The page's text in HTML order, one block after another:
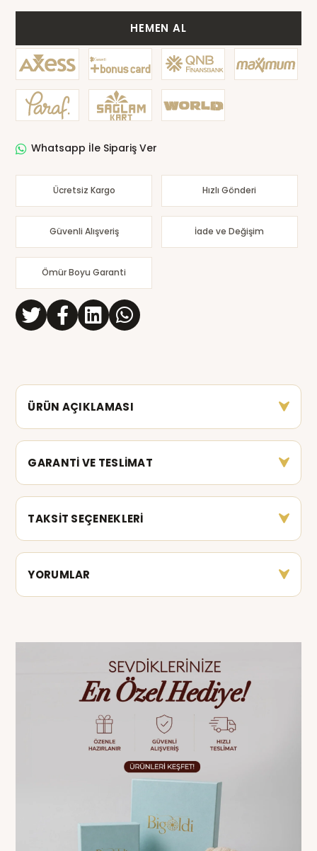
HEMEN AL
Whatsapp İle Sipariş Ver
Ücretsiz Kargo Hızlı Gönderi
Güvenli Alışveriş İade ve Değişim
Ömür Boyu Garanti
ÜRÜN AÇIKLAMASI
GARANTİ VE TESLİMAT
TAKSİT SEÇENEKLERİ
YORUMLAR